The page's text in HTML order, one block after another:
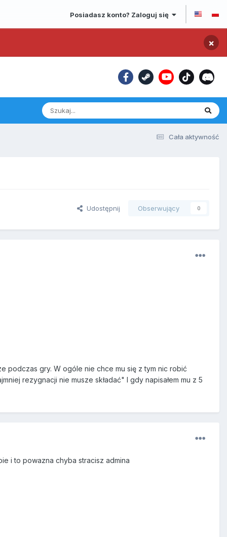
Posiadasz konto? Zaloguj się
×
Cała aktywność
Udostępnij Obserwujący 0
podczas gry. W ogóle nie chce mu się z tym nic robić
rezygnacji nie musze składać" I gdy napisałem mu z 5
i to powazna chyba stracisz admina